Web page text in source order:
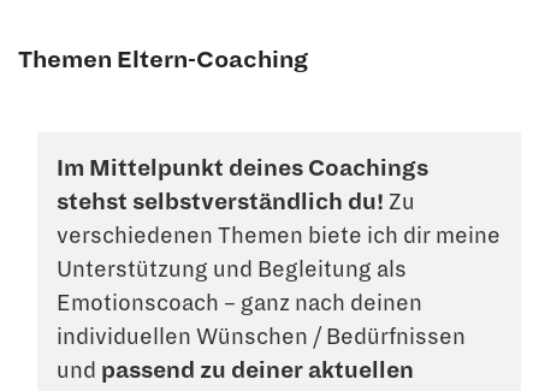
Themen Eltern-Coaching
Im Mittelpunkt deines Coachings
stehst selbstverständlich du! Zu
verschiedenen Themen biete ich dir meine
Unterstützung und Begleitung als
Emotionscoach – ganz nach deinen
individuellen Wünschen / Bedürfnissen
und passend zu deiner aktuellen